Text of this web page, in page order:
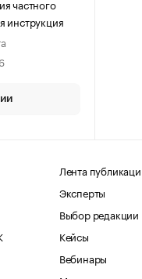
частного
инструкция
Лента
Эксперты
Выбор редакции
Кейсы
Вебинары